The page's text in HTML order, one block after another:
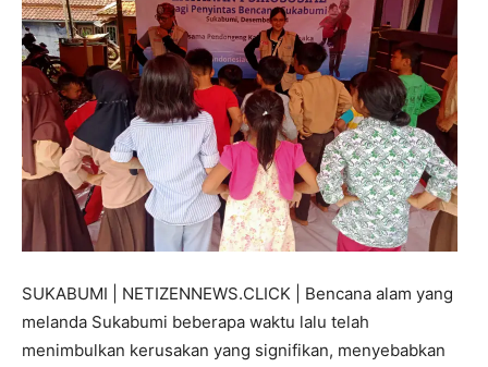
SUKABUMI | NETIZENNEWS.CLICK | Bencana alam yang
melanda Sukabumi beberapa waktu lalu telah
menimbulkan kerusakan yang signifikan, menyebabkan